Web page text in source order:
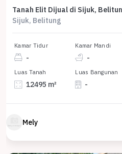
Tanah Elit Dijual di Sijuk,
Sijuk, Belitung
Kamar Tidur
-
Kamar Mandi
-
Luas Tanah
12495 m²
Luas Bangunan
-
Mely